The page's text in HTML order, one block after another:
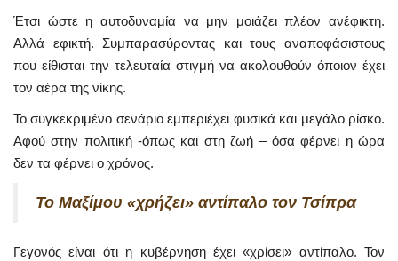
Έτσι ώστε η αυτοδυναμία να μην μοιάζει πλέον ανέφικτη.
Αλλά εφικτή. Συμπαρασύροντας και τους αναποφάσιστους
που είθισται την τελευταία στιγμή να ακολουθούν όποιον έχει
τον αέρα της νίκης.
Το συγκεκριμένο σενάριο εμπεριέχει φυσικά και μεγάλο ρίσκο.
Αφού στην πολιτική -όπως και στη ζωή – όσα φέρνει η ώρα
δεν τα φέρνει ο χρόνος.
Το Μαξίμου «χρήζει» αντίπαλο τον Τσίπρα
Γεγονός είναι ότι η κυβέρνηση έχει «χρίσει» αντίπαλο. Τον